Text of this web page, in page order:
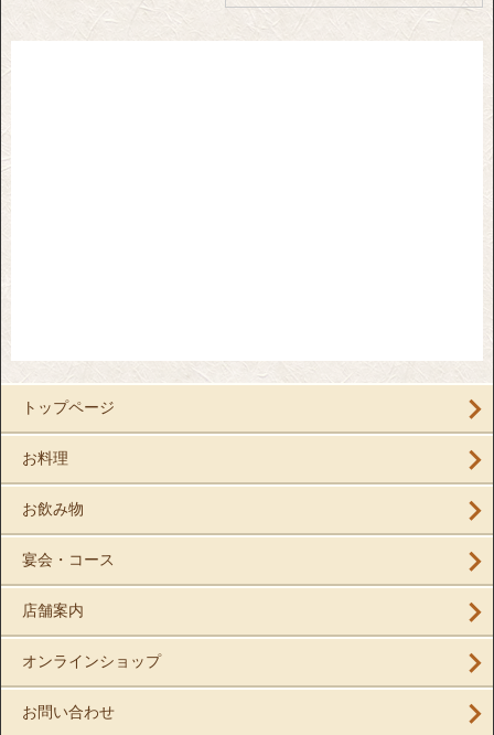
トップページ
お料理
お飲み物
宴会・コース
店舗案内
オンラインショップ
お問い合わせ